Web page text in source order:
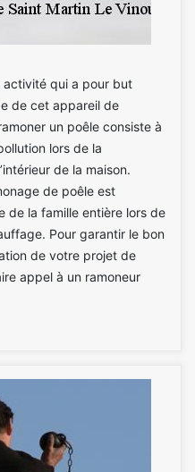
activité qui a pour but
de cet appareil de
un poêle consiste à
lors de la
de la maison.
de poêle est
de la famille entière lors de
Pour garantir le bon
de votre projet de
appel à un ramoneur